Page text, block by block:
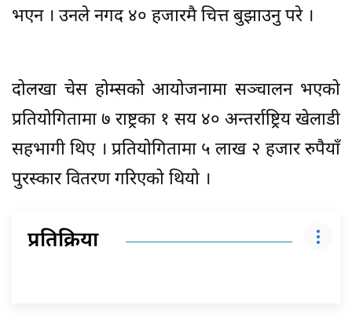
भएन । उनले नगद ४० हजारमै चित्त बुझाउनु परे ।
दोलखा चेस होम्सको आयोजनामा सञ्चालन भएको
प्रतियोगितामा ७ राष्ट्रका १ सय ४० अन्तर्राष्ट्रिय खेलाडी
सहभागी थिए । प्रतियोगितामा ५ लाख २ हजार रुपैयाँ
पुरस्कार वितरण गरिएको थियो ।
प्रतिक्रिया